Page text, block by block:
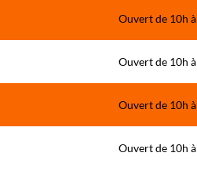
Ouvert de 10h
Ouvert de 10h
Ouvert de 10h
Ouvert de 10h